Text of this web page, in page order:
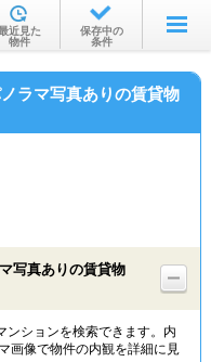
から
社から
近見た
物件
保存中の
条件
ラマ写真ありの賃貸物
写真ありの賃貸物
ンションを検索できます。内
画像で物件の内観を詳細に見